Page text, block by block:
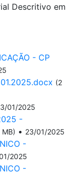
Descritivo em
- CP
(2
01/2025
-
MB) • 23/01/2025
-
2025
-